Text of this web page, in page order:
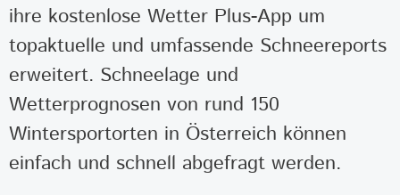
ihre kostenlose Wetter Plus-App um
topaktuelle und umfassende Schneereports
erweitert. Schneelage und
Wetterprognosen von rund 150
Wintersportorten in Österreich können
einfach und schnell abgefragt werden.